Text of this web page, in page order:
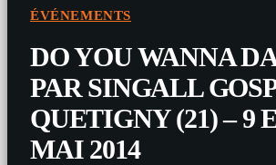
ÉVÉNEMENTS
DO YOU WANNA
PAR SINGALL
QUETIGNY (21) – 9
MAI 2014